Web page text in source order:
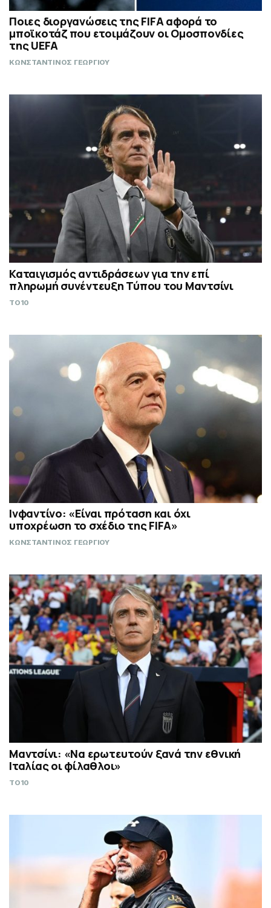
Ποιες διοργανώσεις της FIFA αφορά το
μποϊκοτάζ που ετοιμάζουν οι Ομοσπονδίες
της UEFA
ΚΩΝΣΤΑΝΤΙΝΟΣ ΓΕΩΡΓΙΟΥ
Καταιγισμός αντιδράσεων για την επί
πληρωμή συνέντευξη Τύπου του Μαντσίνι
TO10
Ινφαντίνο: «Είναι πρόταση και όχι
υποχρέωση το σχέδιο της FIFA»
ΚΩΝΣΤΑΝΤΙΝΟΣ ΓΕΩΡΓΙΟΥ
Μαντσίνι: «Να ερωτευτούν ξανά την εθνική
Ιταλίας οι φίλαθλοι»
TO10